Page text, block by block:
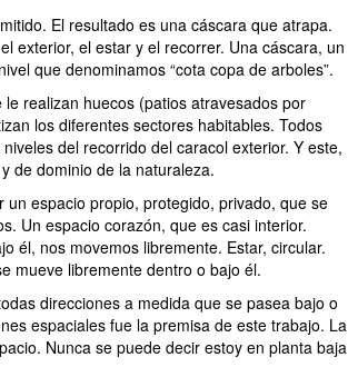
El resultado es una cáscara que atrapa.
exterior, el estar y el recorrer. Una cáscara, un
que denominamos “cota copa de arboles”.
realizan huecos (patios atravesados por
los diferentes sectores habitables. Todos
del recorrido del caracol exterior. Y este,
de dominio de la naturaleza.
espacio propio, protegido, privado, que se
Un espacio corazón, que es casi interior.
él, nos movemos libremente. Estar, circular.
mueve libremente dentro o bajo él.
direcciones a medida que se pasea bajo o
espaciales fue la premisa de este trabajo. La
Nunca se puede decir estoy en planta baja